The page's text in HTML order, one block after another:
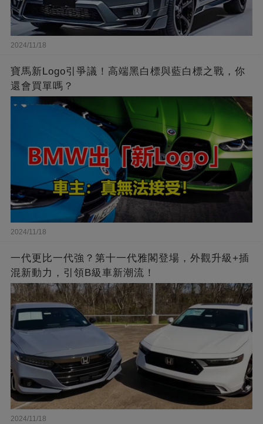
2024/11/18
寶馬新Logo引爭議！高端黑白標與藍白標之戰，你
還會買單嗎？
2024/11/18
一代更比一代強？第十一代雅閣登場，外觀升級+插
混新動力，引領B級車新潮流！
2024/11/18